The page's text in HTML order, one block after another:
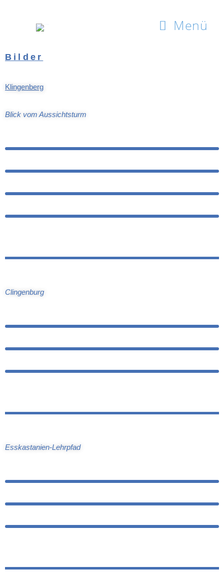
Menü
Bilder
Klingenberg
Blick vom Aussichtsturm
Clingenburg
Esskastanien-Lehrpfad